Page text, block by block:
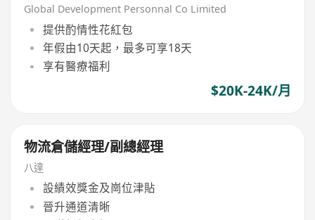
Global Development Personnal Co Limited
提供酌情性花紅包
年假由10天起，最多可享18天
享有醫療福利
$20K-24K/月
物流倉儲經理/副總經理
八達
設績效獎金及崗位津貼
晉升通道清晰